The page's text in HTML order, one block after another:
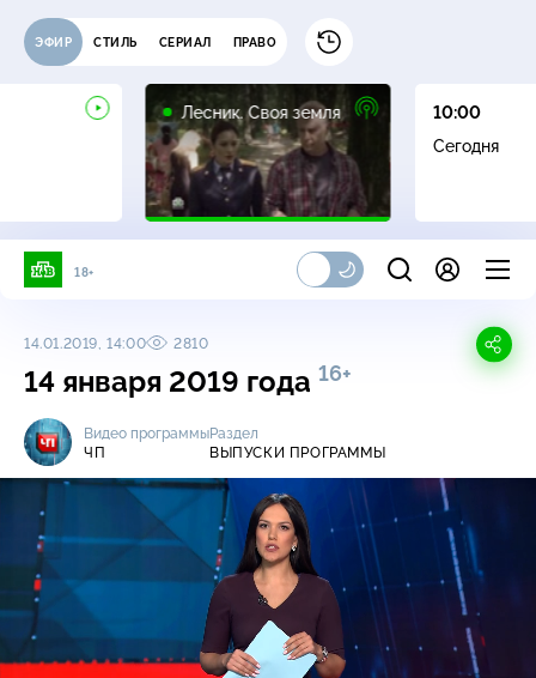
ЭФИР СТИЛЬ СЕРИАЛ ПРАВО
Лесник. Своя земля
16+
10:00
Сегодня
18+
14.01.2019, 14:00 2810
14 января 2019 года 16+
Видео программы
ЧП
Раздел
ВЫПУСКИ ПРОГРАММЫ